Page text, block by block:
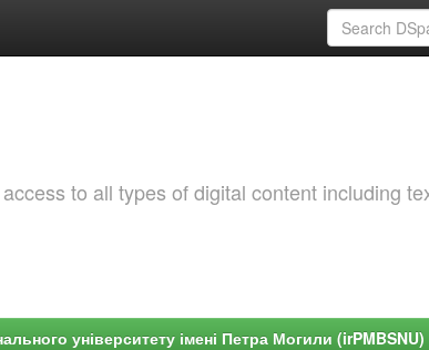
to all types of digital content including
університету імені Петра Могили (irPMBSNU)